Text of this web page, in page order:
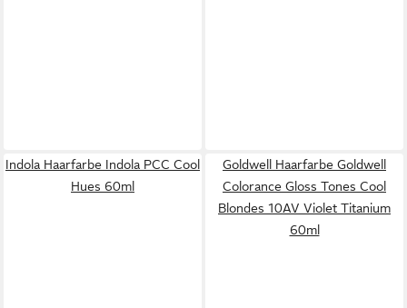
Indola Haarfarbe Indola PCC Cool
Hues 60ml
Goldwell Haarfarbe Goldwell
Colorance Gloss Tones Cool
Blondes 10AV Violet Titanium
60ml